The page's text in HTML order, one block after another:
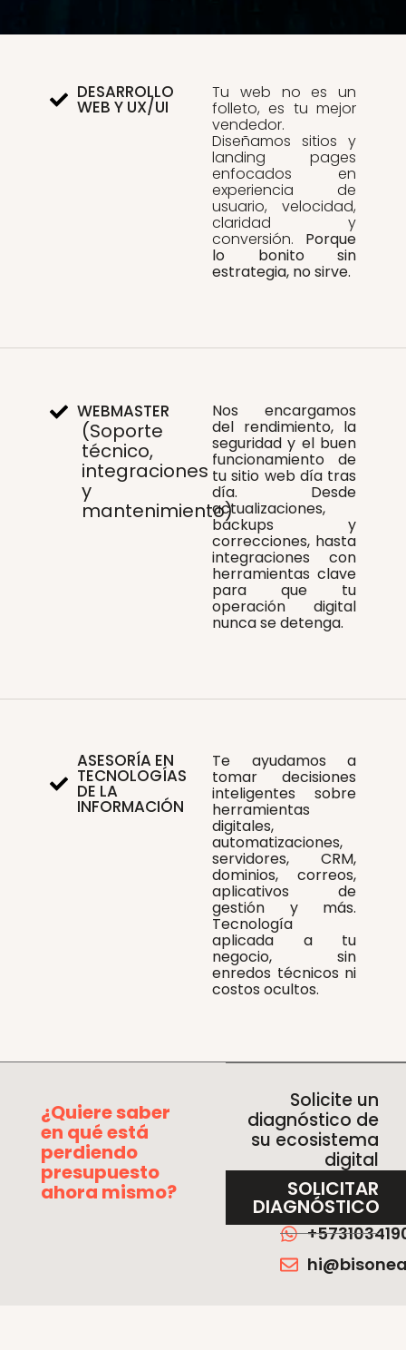
DESARROLLO
WEB Y UX/UI
Tu web no es un
folleto, es tu mejor
vendedor.
Diseñamos sitios y
landing pages
enfocados en
experiencia de
usuario, velocidad,
claridad y
conversión. Porque
lo bonito sin
estrategia, no sirve.
WEBMASTER
(Soporte
técnico,
integraciones
y
mantenimiento)
Nos encargamos
del rendimiento, la
seguridad y el buen
funcionamiento de
tu sitio web día tras
día. Desde
actualizaciones,
backups y
correcciones, hasta
integraciones con
herramientas clave
para que tu
operación digital
nunca se detenga.
ASESORÍA EN
TECNOLOGÍAS
DE LA
INFORMACIÓN
Te ayudamos a
tomar decisiones
inteligentes sobre
herramientas
digitales,
automatizaciones,
servidores, CRM,
dominios, correos,
aplicativos de
gestión y más.
Tecnología
aplicada a tu
negocio, sin
enredos técnicos ni
costos ocultos.
¿Quiere saber
en qué está
perdiendo
presupuesto
ahora mismo?
Solicite un
diagnóstico de
su ecosistema
digital
SOLICITAR
DIAGNÓSTICO